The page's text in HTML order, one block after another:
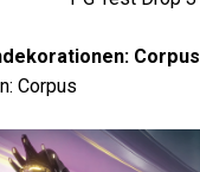
Corpus
Corpus